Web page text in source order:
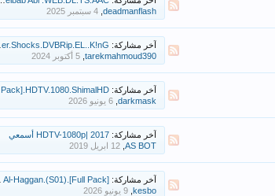
deadmanflash
,
آخر مشاركة: After.Shocks.DVBRip.EL..K!nG ‫فيلم توابع كرسي فى الكلوب
tarekmahmoud390
,
آخر مشاركة: Taqet.Nour.S1.[Full-Pack].HDTV.1080.ShimalHD ﻣﺴﻠﺴﻞ طاقة نور
darkmask
,
آخر مشاركة: HDTV-1080p| 2017 أسمعي
AS BOT
,
آخر مشاركة: Raafat Al-Haggan.(S01).[Full Pack] رافت الهجان الجزء الاول بجودة التسجيل
kesbo
,